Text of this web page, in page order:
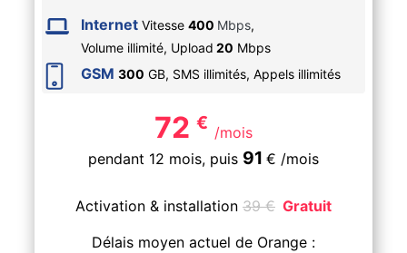
Internet Vitesse 400 Mbps,
Volume illimité, Upload 20 Mbps
GSM 300 GB, SMS illimités, Appels illimités
72 € /mois
pendant 12 mois, puis 91 € /mois
Activation & installation 39€ Gratuit
Délais moyen actuel de Orange :